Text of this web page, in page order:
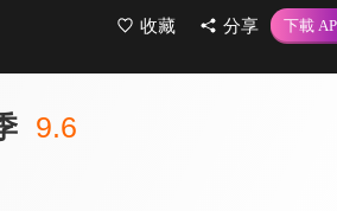
收藏 分享
9.6